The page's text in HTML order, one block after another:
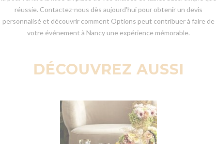
réussie. Contactez-nous dès aujourd'hui pour obtenir un devis
personnalisé et découvrir comment Options peut contribuer à faire de
votre événement à Nancy une expérience mémorable.
DÉCOUVREZ AUSSI